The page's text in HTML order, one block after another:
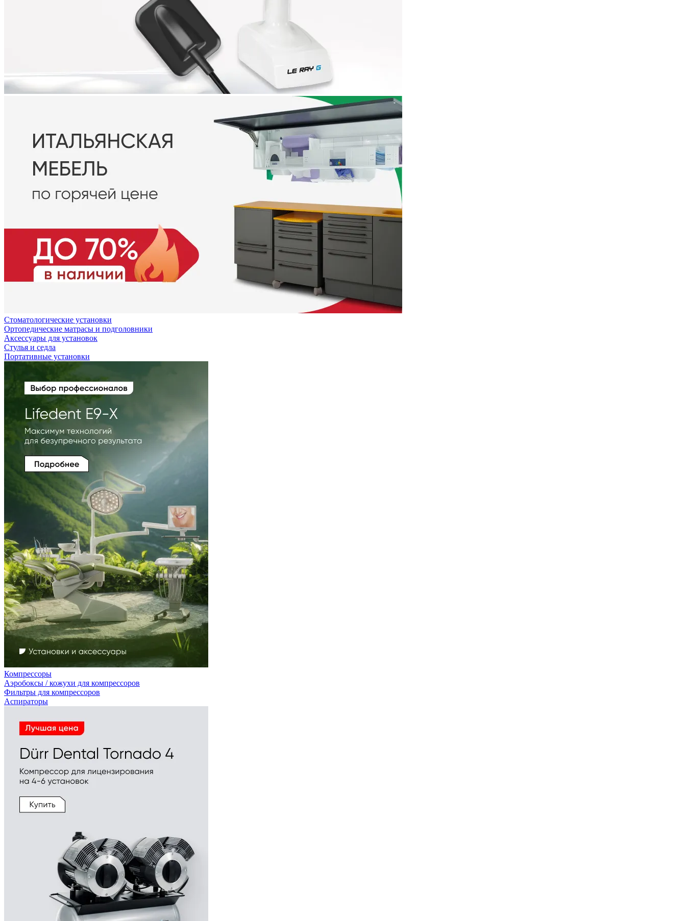
Стоматологические установки
Ортопедические матрасы и подголовники
Аксессуары для установок
Стулья и седла
Портативные установки
Компрессоры
Аэробоксы / кожухи для компрессоров
Фильтры для компрессоров
Аспираторы